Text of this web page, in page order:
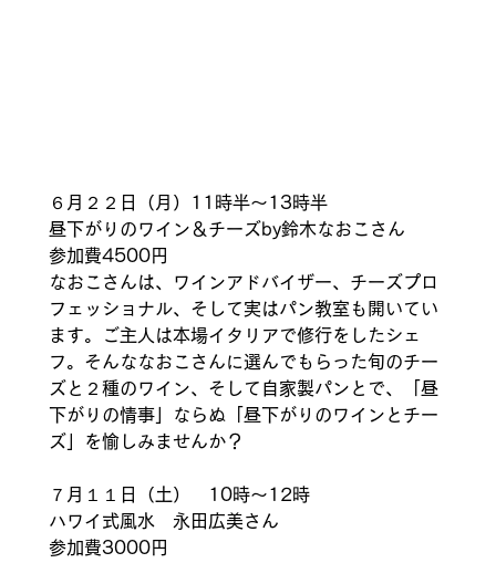
６月２２日（月）11時半〜13時半
昼下がりのワイン＆チーズby鈴木なおこさん
参加費4500円
なおこさんは、ワインアドバイザー、チーズプロ
フェッショナル、そして実はパン教室も開いてい
ます。ご主人は本場イタリアで修行をしたシェ
フ。そんななおこさんに選んでもらった旬のチー
ズと２種のワイン、そして自家製パンとで、「昼
下がりの情事」ならぬ「昼下がりのワインとチー
ズ」を愉しみませんか？
７月１１日（土）　10時〜12時
ハワイ式風水　永田広美さん
参加費3000円